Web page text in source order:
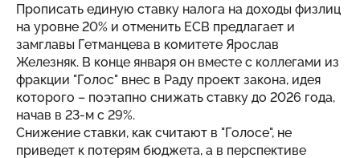
Прописать единую ставку налога на доходы физлиц
на уровне 20% и отменить ЕСВ предлагает и
замглавы Гетманцева в комитете Ярослав
Железняк. В конце января он вместе с коллегами из
фракции "Голос" внес в Раду проект закона, идея
которого – поэтапно снижать ставку до 2026 года,
начав в 23-м с 29%.
Снижение ставки, как считают в "Голосе", не
приведет к потерям бюджета, а в перспективе